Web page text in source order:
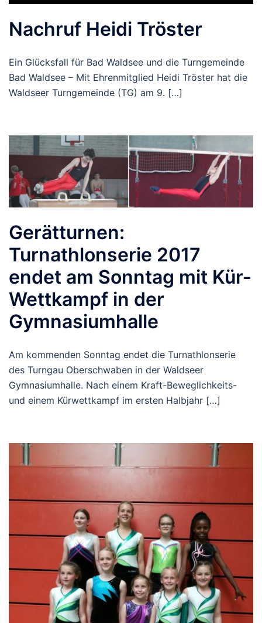
Nachruf Heidi Tröster
Ein Glücksfall für Bad Waldsee und die Turngemeinde
Bad Waldsee – Mit Ehrenmitglied Heidi Tröster hat die
Waldseer Turngemeinde (TG) am 9. […]
Gerätturnen:
Turnathlonserie 2017
endet am Sonntag mit Kür-
Wettkampf in der
Gymnasiumhalle
Am kommenden Sonntag endet die Turnathlonserie
des Turngau Oberschwaben in der Waldseer
Gymnasiumhalle. Nach einem Kraft-Beweglichkeits-
und einem Kürwettkampf im ersten Halbjahr […]